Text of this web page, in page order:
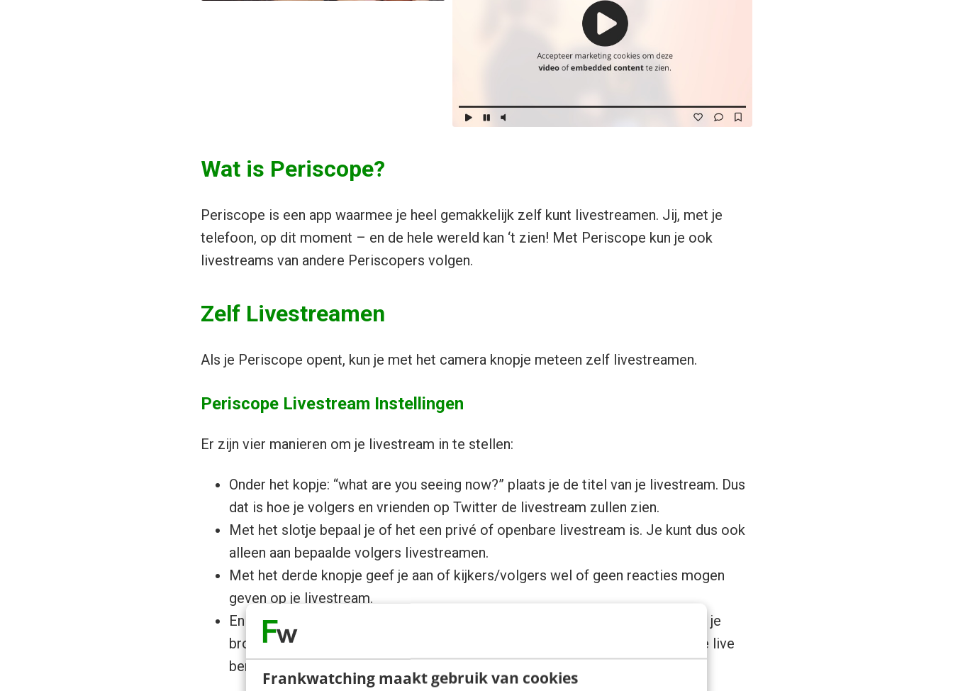
Frankwatching maakt gebruik van cookies
Wat is Periscope?
Periscope is een app waarmee je heel gemakkelijk zelf kunt livestreamen. Jij, met je
telefoon, op dit moment – en de hele wereld kan ‘t zien! Met Periscope kun je ook
livestreams van andere Periscopers volgen.
Zelf Livestreamen
Als je Periscope opent, kun je met het camera knopje meteen zelf livestreamen.
Periscope Livestream Instellingen
Er zijn vier manieren om je livestream in te stellen:
Onder het kopje: “what are you seeing now?” plaats je de titel van je livestream. Dus
dat is hoe je volgers en vrienden op Twitter de livestream zullen zien.
Met het slotje bepaal je of het een privé of openbare livestream is. Je kunt dus ook
alleen aan bepaalde volgers livestreamen.
Met het derde knopje geef je aan of kijkers/volgers wel of geen reacties mogen
geven op je livestream.
En met het Twitter-icoontje kun je instellen of je automatisch ook tweet over je
broadcast. Handig als je je Twitter volgers ook meteen wilt laten weten dat je live
bent!